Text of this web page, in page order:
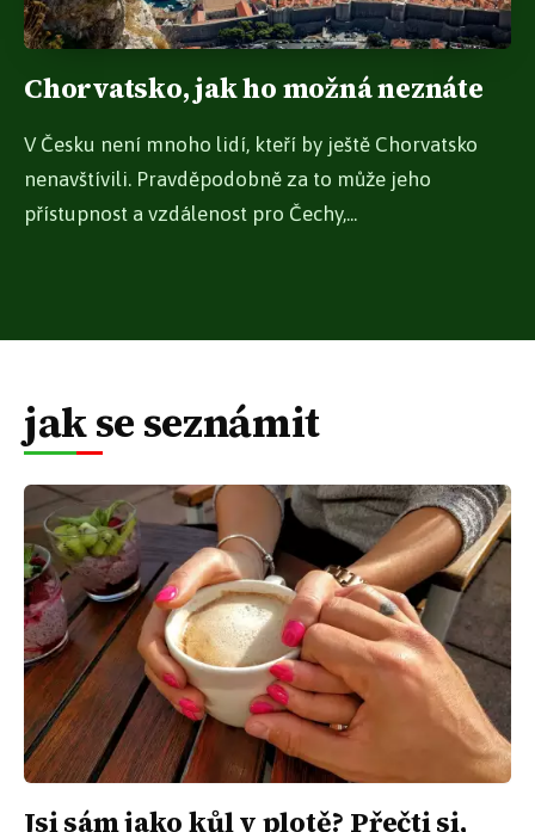
Chorvatsko, jak ho možná neznáte
V Česku není mnoho lidí, kteří by ještě Chorvatsko
nenavštívili. Pravděpodobně za to může jeho
přístupnost a vzdálenost pro Čechy,...
jak se seznámit
Jsi sám jako kůl v plotě? Přečti si,